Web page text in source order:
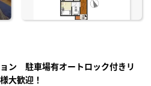
ン 駐車場有オートロック付きリ
大歓迎！